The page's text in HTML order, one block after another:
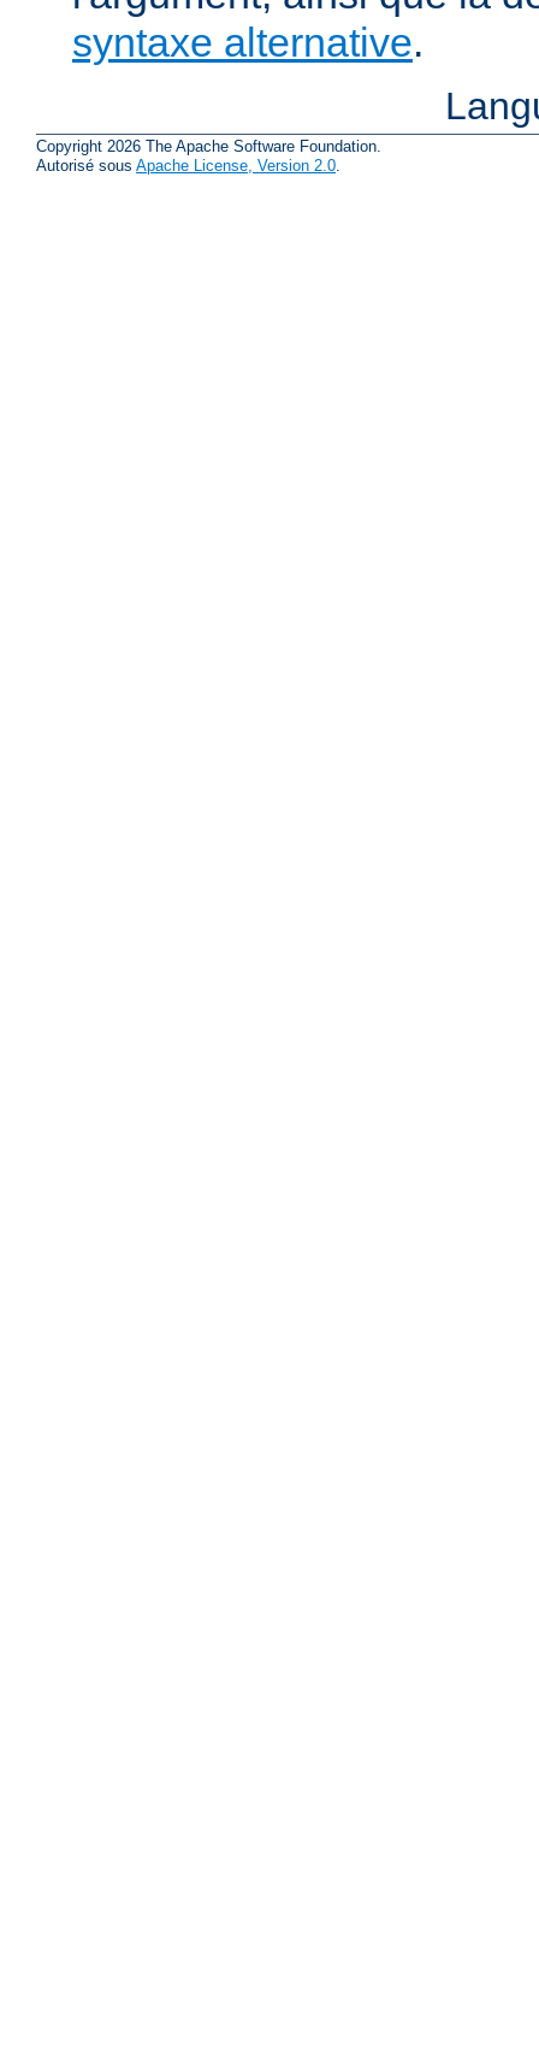
syntaxe alternative.
Copyright 2026 The Apache Software Foundation.
Autorisé sous Apache License, Version 2.0.